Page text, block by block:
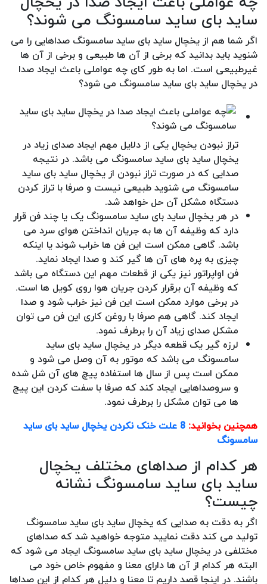
ساید بای ساید سامسونگ می شوند؟
اگر شما هم از یخچال ساید بای ساید سامسونگ صداهایی را می
شنوید باید بدانید که برخی از آن ها طبیعی و برخی از آن ها
غیرطبیعی است. اما به طور کای چه عواملی باعث ایجاد صدا
در یخچال ساید بای ساید سامسونگ می شود؟
تراز نبودن یخچال یکی از دلایل مهم ایجاد صدای زیاد در
یخچال ساید بای ساید سامسونگ می باشد. در نتیجه
صدایی که در صورت تراز نبودن از یخچال ساید بای ساید
سامسونگ می شنوید طبیعی نیست و صرفا با تراز کردن
دستگاه مشکل آن حل خواهد شد.
در هر یخچال ساید بای ساید سامسونگ یک یا چند فن قرار
دارد که وظیفه آن ها به جریان انداختن هوای سرد می
باشد. گاهی ممکن است این فن ها خراب شوند یا اینکه
چیزی به پره های آن ها گیر کند و صدا ایجاد نماید.
فن اواپراتور نیز یکی از قطعات مهم این دستگاه می باشد
که وظیفه آن برقرار کردن جریان هوا روی کویل ها است.
در برخی موارد ممکن است این فن نیز خراب شود و صدا
ایجاد کند. گاهی هم صرفا با روغن کاری این فن می توان
مشکل صدای زیاد آن را برطرف نمود.
لرزه گیر یک قطعه دیگر در یخچال ساید بای ساید
سامسونگ می باشد که موتور به آن وصل می شود و
ممکن است پس از سال ها استفاده پیچ های آن شل شده
و سروصداهایی ایجاد کند که صرفا با سفت کردن این پیچ
ها می توان مشکل را برطرف نمود.
همچنین بخوانید:
8 علت خنک نکردن یخچال ساید بای ساید
سامسونگ
هر کدام از صداهای مختلف یخچال
ساید بای ساید سامسونگ نشانه
چیست؟
اگر به دقت به صدایی که یخچال ساید بای ساید سامسونگ
تولید می کند دقت نمایید متوجه خواهید شد که صداهای
مختلفی در یخچال ساید بای ساید سامسونگ ایجاد می شود که
البته هر کدام از آن ها دارای معنا و مفهوم خاص خود می
باشند. در اینجا قصد داریم تا معنا و دلیل هر کدام از این صداها